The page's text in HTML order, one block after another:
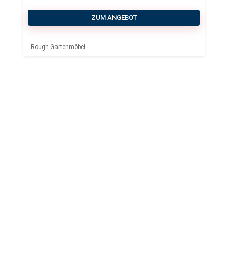
ZUM ANGEBOT
Rough Gartenmöbel